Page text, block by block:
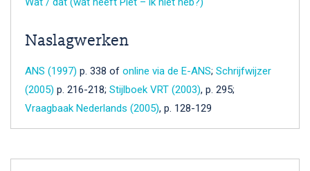
Naslagwerken
ANS (1997) p. 338 of online via de E-ANS; Schrijfwijzer
(2005) p. 216-218; Stijlboek VRT (2003), p. 295;
Vraagbaak Nederlands (2005), p. 128-129